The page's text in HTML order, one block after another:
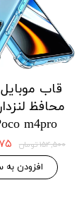
قاب موبایل
محافظ
m4pro
۱۵۴,۵۰۰ تومان
افزودن به